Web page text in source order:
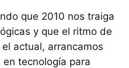
que 2010 nos traiga
y que el ritmo de
actual, arrancamos
tecnología para